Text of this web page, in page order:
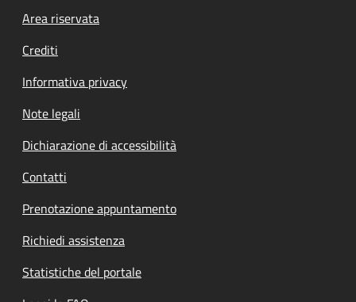
Footer menu
Area riservata
Crediti
Informativa privacy
Note legali
Dichiarazione di accessibilità
Contatti
Prenotazione appuntamento
Richiedi assistenza
Statistiche del portale